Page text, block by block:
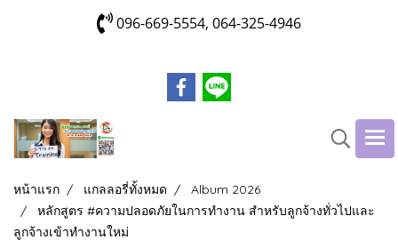
096-669-5554, 064-325-4946
หน้าแรก แกลลอรี่ทั้งหมด
Album 2026
หลักสูตร #ความปลอดภัยในการทำงาน สำหรับลูกจ้างทั่วไปและ
ลูกจ้างเข้าทำงานใหม่